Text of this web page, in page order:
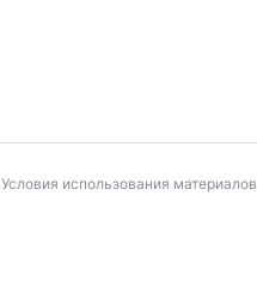
Условия использования материалов